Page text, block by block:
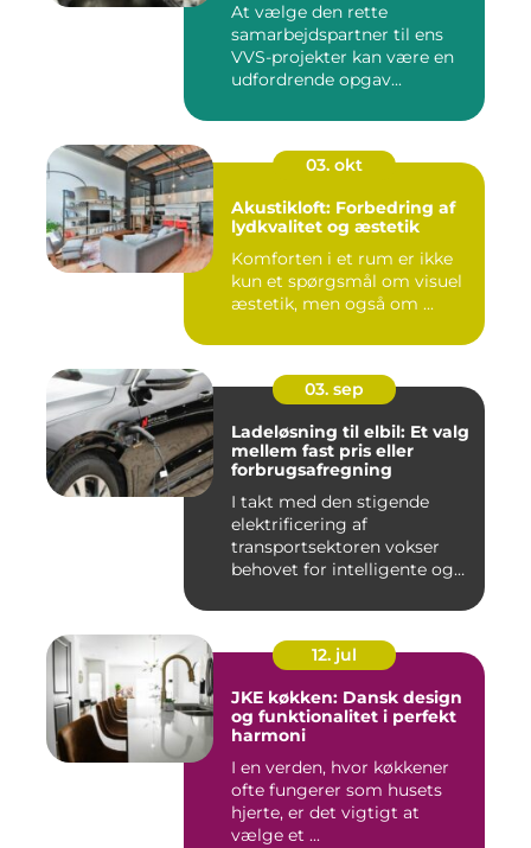
At vælge den rette
samarbejdspartner til ens
VVS-projekter kan være en
udfordrende opgav...
03. okt
Akustikloft: Forbedring af
lydkvalitet og æstetik
Komforten i et rum er ikke
kun et spørgsmål om visuel
æstetik, men også om ...
03. sep
Ladeløsning til elbil: Et valg
mellem fast pris eller
forbrugsafregning
I takt med den stigende
elektrificering af
transportsektoren vokser
behovet for intelligente og
12. jul
JKE køkken: Dansk design
og funktionalitet i perfekt
harmoni
I en verden, hvor køkkener
ofte fungerer som husets
hjerte, er det vigtigt at
vælge et ...